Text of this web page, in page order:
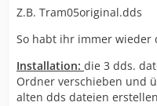
Z.B. Tram05original.dds
So habt ihr immer wieder
Installation: die 3 dds.
Ordner verschieben und
alten dds dateien